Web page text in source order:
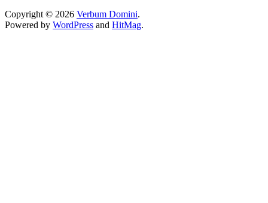
Copyright © 2026 Verbum Domini.
Powered by WordPress and HitMag.